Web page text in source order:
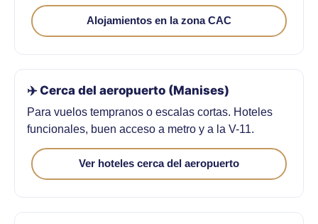
Alojamientos en la zona CAC
✈️ Cerca del aeropuerto (Manises)
Para vuelos tempranos o escalas cortas. Hoteles
funcionales, buen acceso a metro y a la V-11.
Ver hoteles cerca del aeropuerto